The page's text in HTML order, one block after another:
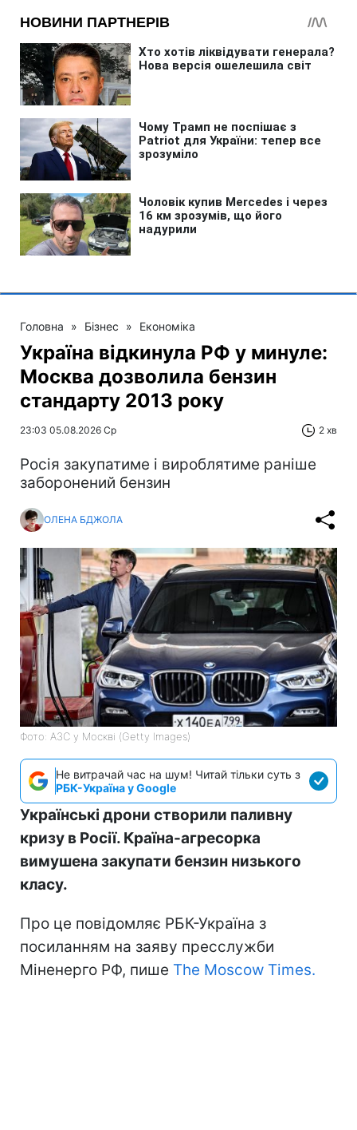
Головна » Бізнес » Економіка
Україна відкинула РФ у минуле:
Москва дозволила бензин
стандарту 2013 року
23:03 05.08.2026 Ср 2 хв
Росія закупатиме і вироблятиме раніше
заборонений бензин
ОЛЕНА БДЖОЛА
Фото: АЗС у Москві (Getty Images)
Не витрачай час на шум! Читай тільки суть з
РБК-Україна у Google
Українські дрони створили паливну
кризу в Росії. Країна-агресорка
вимушена закупати бензин низького
класу.
Про це повідомляє РБК-Україна з
посиланням на заяву пресслужби
Міненерго РФ, пише The Moscow Times.